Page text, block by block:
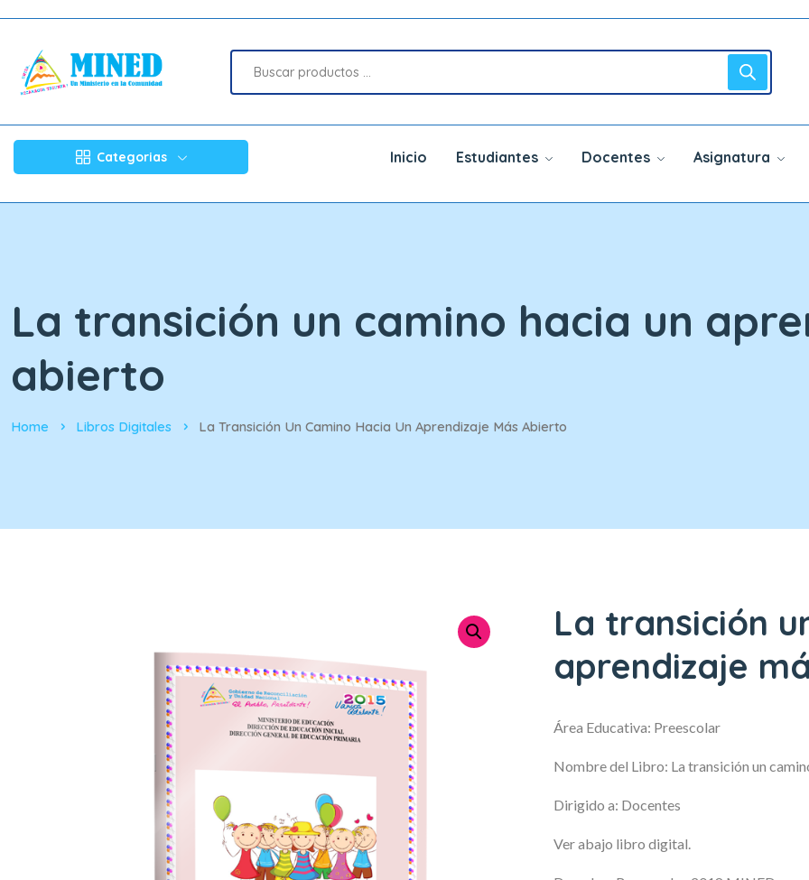
Categorias Inicio Estudiantes Docentes Asignatura
La transición un camino hacia un
abierto
Home Libros Digitales La Transición Un Camino Hacia Un Aprendizaje Más Abierto
La transición
aprendizaje
Área Educativa: Preescolar
Nombre del Libro: La transición un
Dirigido a: Docentes
Ver abajo libro digital.